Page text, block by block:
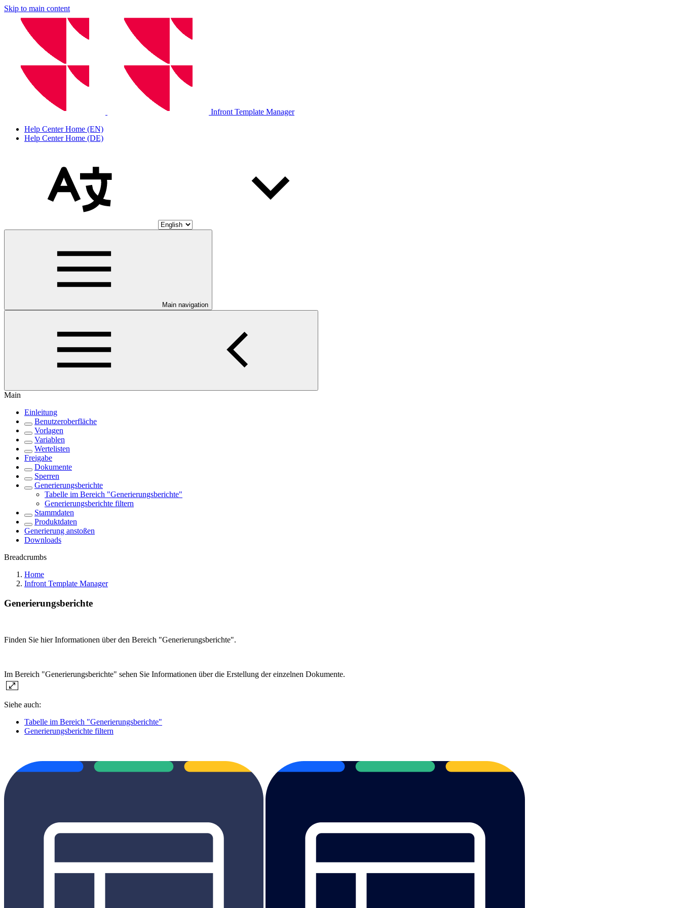
Skip to main content
Infront Template Manager
Help Center Home (EN)
Help Center Home (DE)
Main navigation
Main
Einleitung
Benutzeroberfläche
Vorlagen
Variablen
Wertelisten
Freigabe
Dokumente
Sperren
Generierungsberichte
Tabelle im Bereich "Generierungsberichte"
Generierungsberichte filtern
Stammdaten
Produktdaten
Generierung anstoßen
Downloads
Breadcrumbs
Home
Infront Template Manager
Generierungsberichte
Finden Sie hier Informationen über den Bereich "Generierungsberichte".
Im Bereich "Generierungsberichte" sehen Sie Informationen über die Erstellung der einzelnen Dokumente.
Siehe auch:
Tabelle im Bereich "Generierungsberichte"
Generierungsberichte filtern